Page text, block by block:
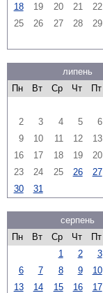
18
19 20 21 22
25
26 27 28 29
липень
Пн
Вт Ср Чт Пт
2
3 4 5 6
9
10 11 12 13
16
17 18 19 20
23
24 25 26 27
30
31
серпень
Пн
Вт Ср Чт Пт
1
2 3
6
7 8 9 10
13
14 15 16 17